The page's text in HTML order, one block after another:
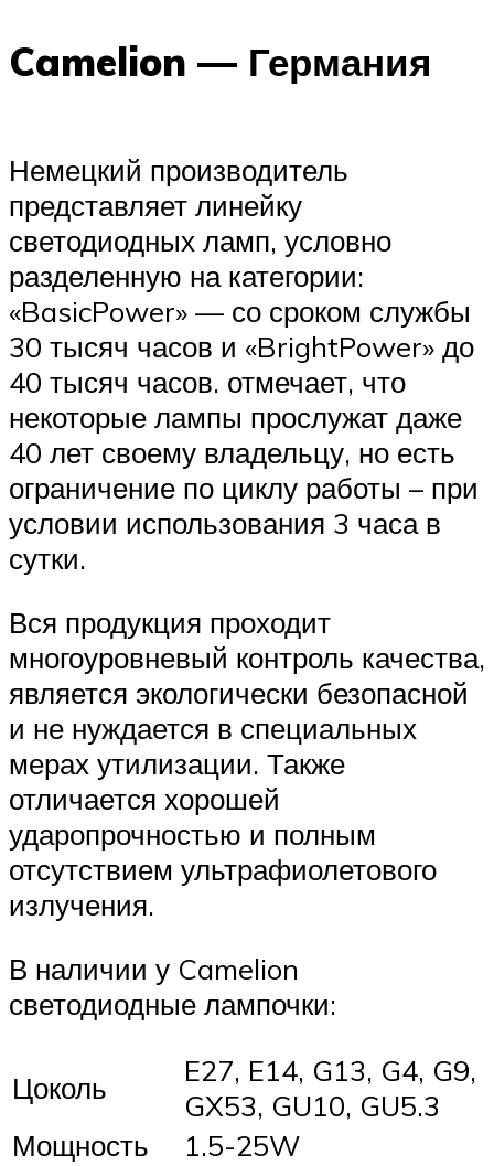
Camelion — Германия
Немецкий производитель
представляет линейку
светодиодных ламп, условно
разделенную на категории:
«BasicPower» — со сроком службы
30 тысяч часов и «BrightPower» до
40 тысяч часов. отмечает, что
некоторые лампы прослужат даже
40 лет своему владельцу, но есть
ограничение по циклу работы – при
условии использования 3 часа в
сутки.
Вся продукция проходит
многоуровневый контроль качества,
является экологически безопасной
и не нуждается в специальных
мерах утилизации. Также
отличается хорошей
ударопрочностью и полным
отсутствием ультрафиолетового
излучения.
В наличии у Camelion
светодиодные лампочки:
Цоколь
E27, E14, G13, G4, G9,
GX53, GU10, GU5.3
Мощность
1.5-25W